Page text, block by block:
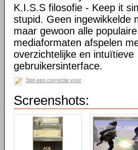
K.I.S.S filosofie - Keep it
stupid. Geen ingewikkelde
maar gewoon alle populaire
mediaformaten afspelen
overzichtelijke en intuïtieve
gebruikersinterface.
Stel een correctie voor
Screenshots: